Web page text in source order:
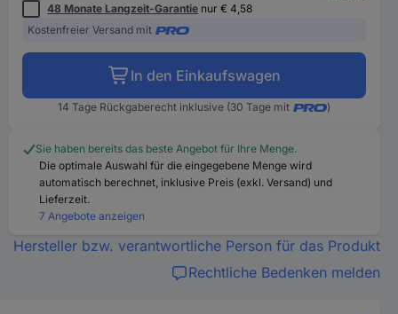
48 Monate Langzeit-Garantie nur € 4,58
Kostenfreier Versand mit
In den Einkaufswagen
14 Tage Rückgaberecht inklusive (30 Tage mit )
Sie haben bereits das beste Angebot für Ihre Menge.
Die optimale Auswahl für die eingegebene Menge wird
automatisch berechnet, inklusive Preis (exkl. Versand) und
Lieferzeit.
7 Angebote anzeigen
Hersteller bzw. verantwortliche Person für das Produkt
Rechtliche Bedenken melden